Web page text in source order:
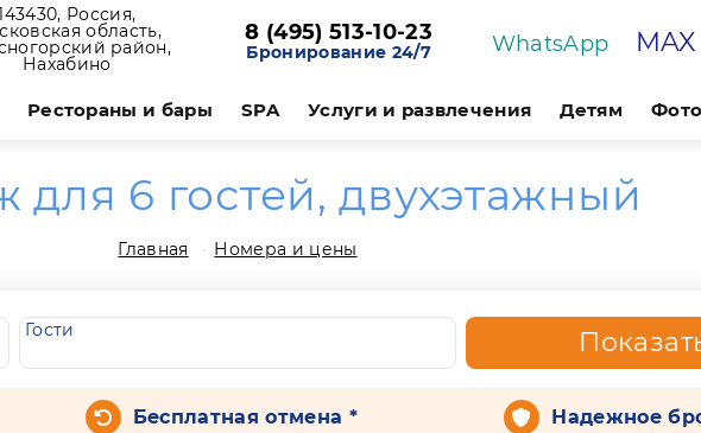
Россия,
область,
район,
Нахабино
8 (495) 513-10-23
Бронирование 24/7 WhatsApp MAX
Рестораны и бары SPA Услуги и развлечения Детям
для 6 гостей, двухэтажный
Главная Номера и цены
Гости
Бесплатная отмена * Надежное